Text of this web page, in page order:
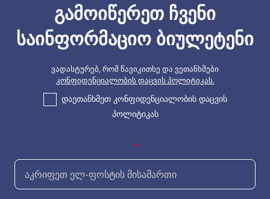
გამოიწერეთ ჩვენი
საინფორმაციო ბიულეტენი
ვადასტურებ, რომ წავიკითხე და ვეთანხმები
კონფიდენციალობის დაცვის პოლიტიკას.
დაეთანხმეთ კონფიდენციალობის დაცვის
პოლიტიკას